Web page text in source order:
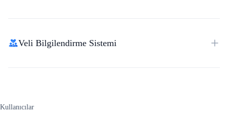
Veli Bilgilendirme Sistemi
Kullanıcılar